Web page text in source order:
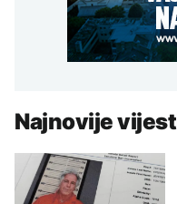
Najnovije